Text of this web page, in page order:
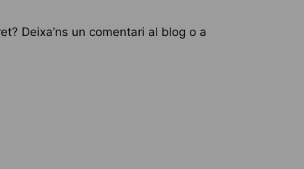
Deixa’ns un comentari al blog o a